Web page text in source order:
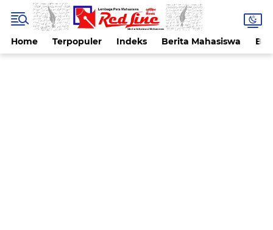
Home Terpopuler Indeks Berita Mahasiswa